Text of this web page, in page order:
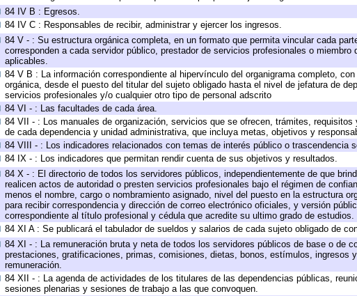
84 IV B : Egresos.
84 IV C : Responsables de recibir, administrar y ejercer los ingresos.
84 V - : Su estructura orgánica completa, en un formato que permita vincular cada
corresponden a cada servidor público, prestador de servicios profesionales o
aplicables.
84 V B : La información correspondiente al hipervínculo del organigrama completo,
orgánica, desde el puesto del titular del sujeto obligado hasta el nivel de jefatura de
servicios profesionales y/o cualquier otro tipo de personal adscrito
84 VI - : Las facultades de cada área.
84 VII - : Los manuales de organización, servicios que se ofrecen, trámites,
de cada dependencia y unidad administrativa, que incluya metas, objetivos y
84 VIII - : Los indicadores relacionados con temas de interés público o trascendencia
84 IX - : Los indicadores que permitan rendir cuenta de sus objetivos y resultados.
84 X - : El directorio de todos los servidores públicos, independientemente de que
realicen actos de autoridad o presten servicios profesionales bajo el régimen de
menos el nombre, cargo o nombramiento asignado, nivel del puesto en la estructura
para recibir correspondencia y dirección de correo electrónico oficiales, y versión
correspondiente al título profesional y cédula que acredite su ultimo grado de estudios.
84 XI A : Se publicará el tabulador de sueldos y salarios de cada sujeto obligado de
84 XI - : La remuneración bruta y neta de todos los servidores públicos de base o de
prestaciones, gratificaciones, primas, comisiones, dietas, bonos, estímulos, ingresos
remuneración.
84 XII - : La agenda de actividades de los titulares de las dependencias públicas,
sesiones plenarias y sesiones de trabajo a las que convoquen.